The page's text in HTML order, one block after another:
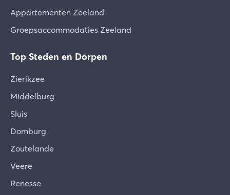
Appartementen Zeeland
Groepsaccommodaties Zeeland
Top Steden en Dorpen
Zierikzee
Middelburg
Sluis
Domburg
Zoutelande
Veere
Renesse